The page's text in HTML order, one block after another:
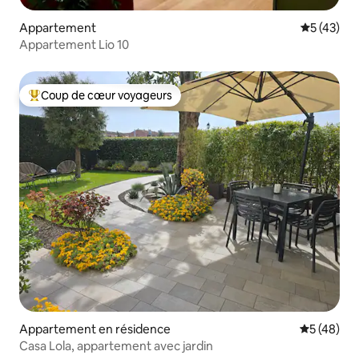
Appartement
5 (43)
Appartement Lio 10
Coups de cœur voyageurs les plus appréciés
Coup de cœur voyageurs
Appartement en résidence
5 (48)
Casa Lola, appartement avec jardin